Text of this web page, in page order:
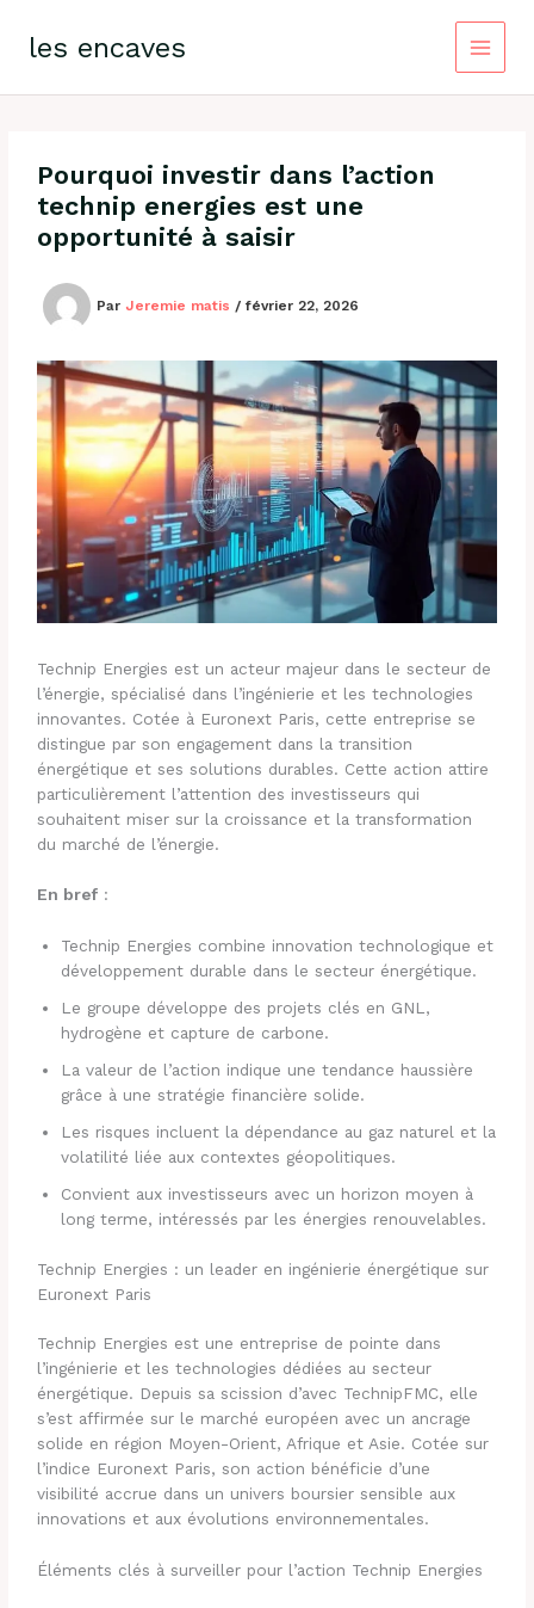
contenules encaves
Pourquoi investir dans l’action
technip energies est une
opportunité à saisir
Par Jeremie matis /février 22, 2026
Technip Energies est un acteur majeur dans le secteur de
l’énergie, spécialisé dans l’ingénierie et les technologies
innovantes. Cotée à Euronext Paris, cette entreprise se
distingue par son engagement dans la transition
énergétique et ses solutions durables. Cette action attire
particulièrement l’attention des investisseurs qui
souhaitent miser sur la croissance et la transformation
du marché de l’énergie.
En bref :
Technip Energies combine innovation technologique et
développement durable dans le secteur énergétique.
Le groupe développe des projets clés en GNL,
hydrogène et capture de carbone.
La valeur de l’action indique une tendance haussière
grâce à une stratégie financière solide.
Les risques incluent la dépendance au gaz naturel et la
volatilité liée aux contextes géopolitiques.
Convient aux investisseurs avec un horizon moyen à
long terme, intéressés par les énergies renouvelables.
Technip Energies : un leader en ingénierie énergétique sur
Euronext Paris
Technip Energies est une entreprise de pointe dans
l’ingénierie et les technologies dédiées au secteur
énergétique. Depuis sa scission d’avec TechnipFMC, elle
s’est affirmée sur le marché européen avec un ancrage
solide en région Moyen-Orient, Afrique et Asie. Cotée sur
l’indice Euronext Paris, son action bénéficie d’une
visibilité accrue dans un univers boursier sensible aux
innovations et aux évolutions environnementales.
Éléments clés à surveiller pour l’action Technip Energies